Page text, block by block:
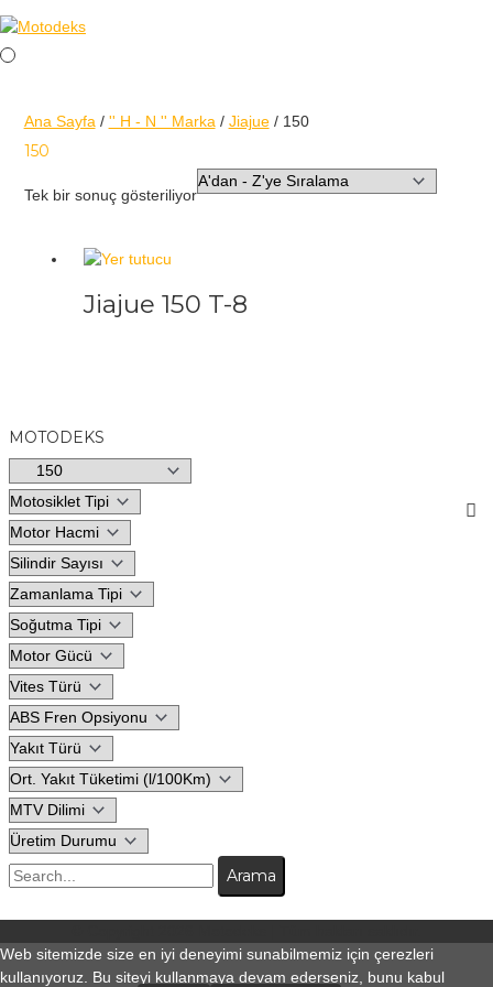
MOTODEKS
Ana Sayfa / '' H - N '' Marka / Jiajue/ 150
150
Tek bir sonuç gösteriliyor
Jiajue 150 T-8
Web sitemizde size en iyi deneyimi sunabilmemiz için çerezleri
kullanıyoruz. Bu siteyi kullanmaya devam ederseniz, bunu kabul